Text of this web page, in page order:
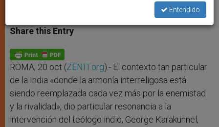
t
s
p
p
s
e
g
e
r
e
b
o
k
t r
Share this Entry
ROMA, 20 oct (ZENIT.org).- El contexto tan particular
de la India «donde la armonía interreligosa está
siendo reemplazada cada vez más por la enemistad
y la rivalidad», dio particular resonancia a la
intervención del teólogo indio, George Karakunnel,
Entendido